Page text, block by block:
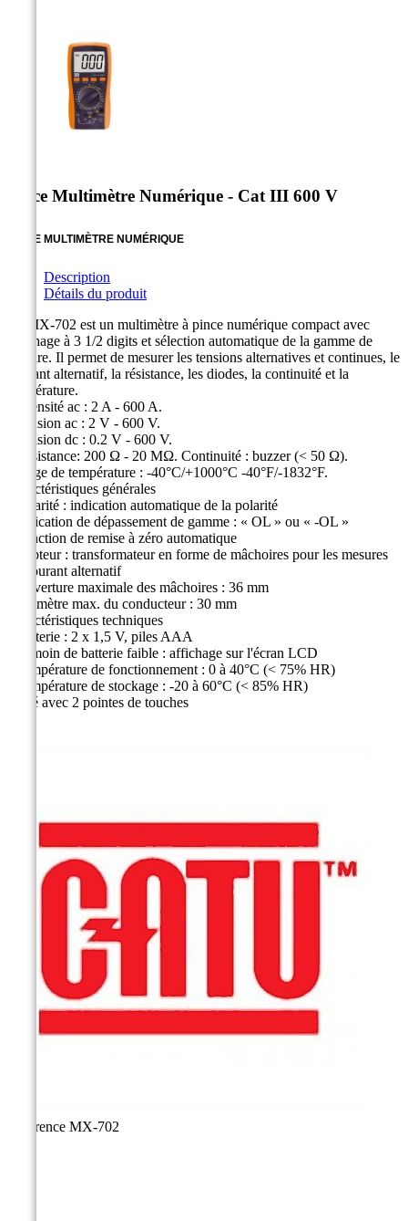
Pince Multimètre Numérique - Cat III 600 V
PINCE MULTIMÈTRE NUMÉRIQUE
Description
Détails du produit
Le MX-702 est un multimètre à pince numérique compact avec
affichage à 3 1/2 digits et sélection automatique de la gamme de
mesure. Il permet de mesurer les tensions alternatives et continues, le
courant alternatif, la résistance, les diodes, la continuité et la
température.
- Intensité ac : 2 A - 600 A.
- Tension ac : 2 V - 600 V.
- Tension dc : 0.2 V - 600 V.
- Résistance: 200 Ω - 20 MΩ. Continuité : buzzer (< 50 Ω).
- Plage de température : -40°C/+1000°C -40°F/-1832°F.
Caractéristiques générales
- Polarité : indication automatique de la polarité
- Indication de dépassement de gamme : « OL » ou « -OL »
- Fonction de remise à zéro automatique
- Capteur : transformateur en forme de mâchoires pour les mesures
en courant alternatif
- Ouverture maximale des mâchoires : 36 mm
- Diamètre max. du conducteur : 30 mm
Caractéristiques techniques
- Batterie : 2 x 1,5 V, piles AAA
- Témoin de batterie faible : affichage sur l'écran LCD
- Température de fonctionnement : 0 à 40°C (< 75% HR)
- Température de stockage : -20 à 60°C (< 85% HR)
Livré avec 2 pointes de touches
Référence MX-702